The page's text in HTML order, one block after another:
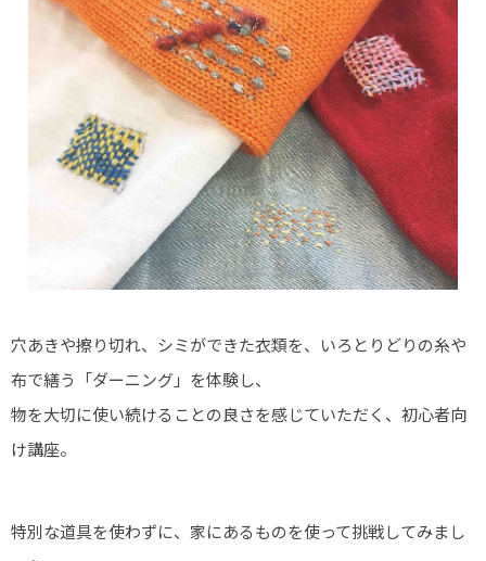
穴あきや擦り切れ、シミができた衣類を、いろとりどりの糸や
布で繕う「ダーニング」を体験し、
物を大切に使い続けることの良さを感じていただく、初心者向
け講座。
特別な道具を使わずに、家にあるものを使って挑戦してみまし